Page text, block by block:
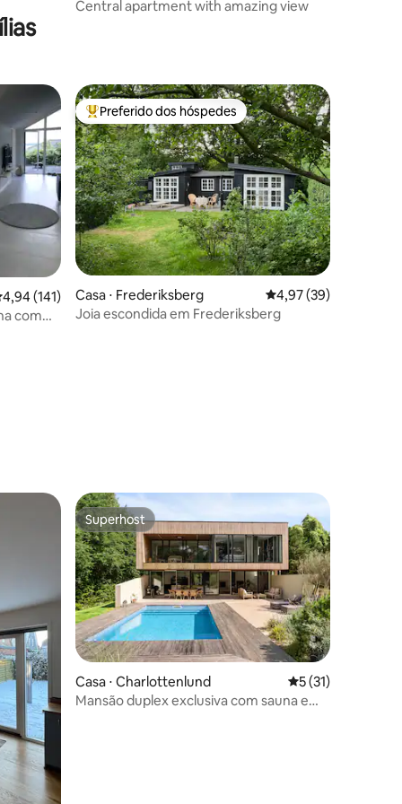
Central apartment with amazing view
hóspedes
de uma avaliação média de 5, 141 avaliações
4,94 (141)
com
Entre os melhores preferidos dos hóspedes
Preferido dos hóspedes
Casa ⋅ Frederiksberg 4,97 de uma
4,97 (39)
Joia escondida em Frederiksberg
Superhost
Superhost
Casa ⋅ Charlottenlund 5 de uma
5 (31)
Mansão duplex exclusiva com sauna e